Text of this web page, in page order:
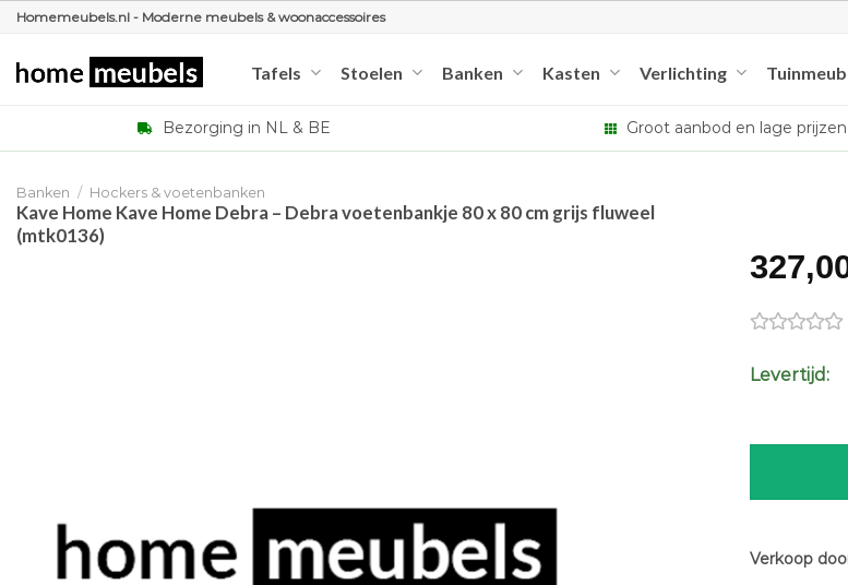
Ga
inhoud
Homemeubels.nl - Moderne meubels & woonaccessoires
Tafels Stoelen Banken Kasten Verlichting
Bezorging in NL & BE Groot aanbod en lage prijzen
Banken / Hockers & voetenbanken
Kave Home Kave Home Debra – Debra voetenbankje 80 x 80 cm grijs fluweel
(mtk0136)
Levertijd:
Verkoop